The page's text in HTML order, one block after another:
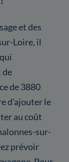
et des
Loire, il
de
de 3880
d'ajouter le
au coût
sur-
prévoir